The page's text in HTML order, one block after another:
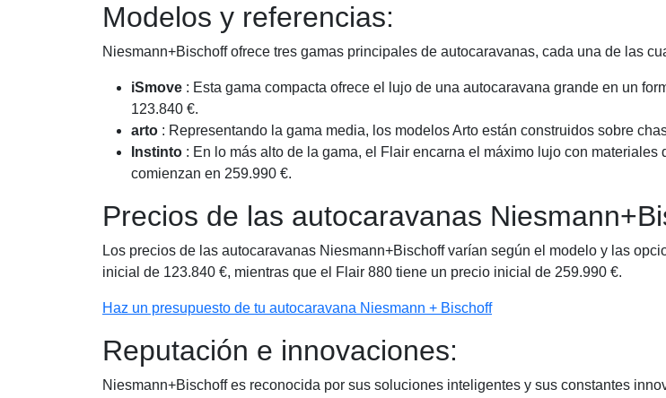
Modelos y referencias:
Niesmann+Bischoff ofrece tres gamas principales de autocaravanas, cada una de las
iSmove : Esta gama compacta ofrece el lujo de una autocaravana grande en un
123.840 €.
arto : Representando la gama media, los modelos Arto están construidos sobre
Instinto : En lo más alto de la gama, el Flair encarna el máximo lujo con
comienzan en 259.990 €.
Precios de las autocaravanas
Los precios de las autocaravanas Niesmann+Bischoff varían según el modelo y las
inicial de 123.840 €, mientras que el Flair 880 tiene un precio inicial de 259.990 €.
Haz un presupuesto de tu autocaravana Niesmann + Bischoff
Reputación e innovaciones:
Niesmann+Bischoff es reconocida por sus soluciones inteligentes y sus constantes